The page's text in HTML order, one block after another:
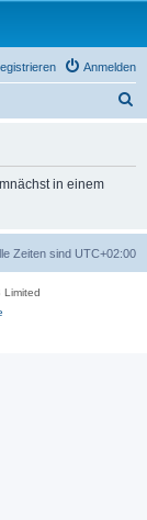
Anmelden
in einem
Zeiten sind UTC+02:00
Limited